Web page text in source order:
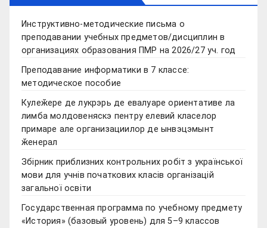
Инструктивно-методические письма о
преподавании учебных предметов/дисциплин в
организациях образования ПМР на 2026/27 уч. год
Преподавание информатики в 7 классе:
методическое пособие
Кулеӂере де лукрэрь де евалуаре ориентативе ла
лимба молдовеняскэ пентру елевий класелор
примаре але организациилор де ынвэцэмынт
ӂенерал
Збірник приблизних контрольних робіт з української
мови для учнів початкових класів організацій
загальної освіти
Государственная программа по учебному предмету
«История» (базовый уровень) для 5–9 классов